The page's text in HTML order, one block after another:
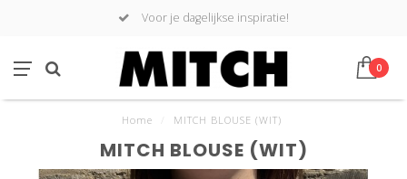
Voor je dagelijkse inspiratie!
0
Home MITCH BLOUSE (WIT)
MITCH BLOUSE (WIT)